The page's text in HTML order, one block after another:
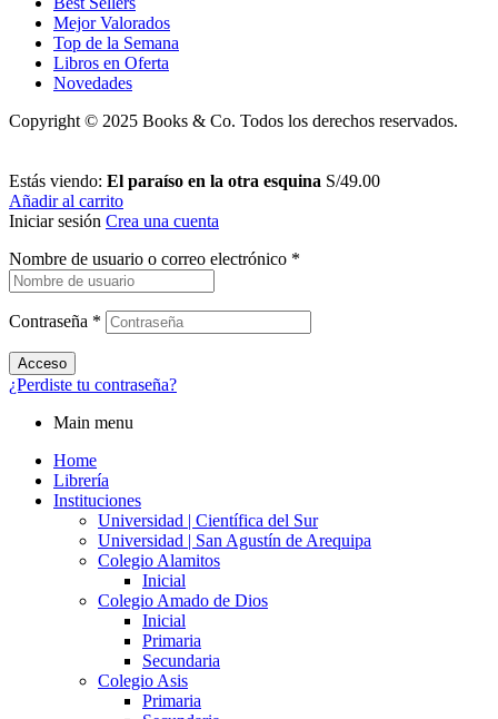
Mejor Valorados
Top de la Semana
Libros en Oferta
Novedades
Copyright © 2025 Books & Co. Todos los derechos reservados.
Estás viendo: El paraíso en la otra esquina S/49.00
Añadir al carrito
Iniciar sesión Crea una cuenta
Nombre de usuario o correo electrónico *
Contraseña *
Acceso
¿Perdiste tu contraseña?
Main menu
Home
Librería
Instituciones
Universidad | Científica del Sur
Universidad | San Agustín de Arequipa
Colegio Alamitos
Inicial
Colegio Amado de Dios
Inicial
Primaria
Secundaria
Colegio Asis
Primaria